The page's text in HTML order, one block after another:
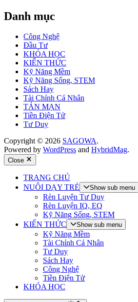
Danh mục
Công Nghệ
Đầu Tư
KHÓA HỌC
KIẾN THỨC
Kỹ Năng Mềm
Kỹ Năng Sống, STEM
Sách Hay
Tài Chính Cá Nhân
TẢN MẠN
Tiền Điện Tử
Tư Duy
Copyright © 2026 SAGOWA.
Powered by WordPress and HybridMag.
Close
TRANG CHỦ
NUÔI DẠY TRẺ
Show sub menu
Rèn Luyện Tư Duy
Rèn Luyện IQ, EQ
Kỹ Năng Sống, STEM
KIẾN THỨC
Show sub menu
Kỹ Năng Mềm
Tài Chính Cá Nhân
Tư Duy
Sách Hay
Công Nghệ
Tiền Điện Tử
KHÓA HỌC